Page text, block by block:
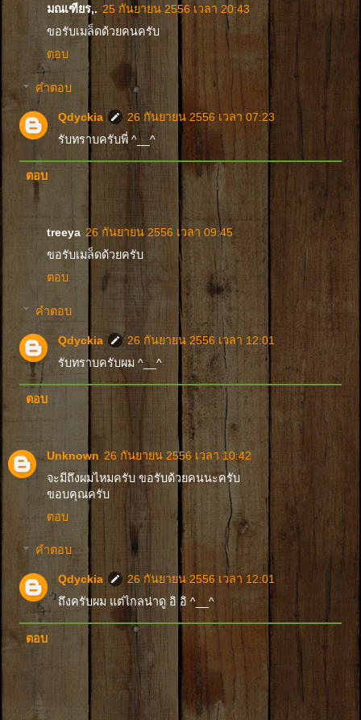
มณเฑียร,. 25 กันยายน 2556 เวลา 20:43
ขอรับเมล็ดด้วยคนครับ
ตอบ
คำตอบ
Qdyckia
26 กันยายน 2556 เวลา 07:23
รับทราบครับพี่ ^__^
ตอบ
treeya 26 กันยายน 2556 เวลา 09:45
ขอรับเมล็ดด้วยครับ
ตอบ
คำตอบ
Qdyckia
26 กันยายน 2556 เวลา 12:01
รับทราบครับผม ^__^
ตอบ
Unknown 26 กันยายน 2556 เวลา 10:42
จะมีถึงผมไหมครับ ขอรับด้วยคนนะครับ
ขอบคุณครับ
ตอบ
คำตอบ
Qdyckia
26 กันยายน 2556 เวลา 12:01
ถึงครับผม แต่ไกลน่าดู อิ อิ ^__^
ตอบ